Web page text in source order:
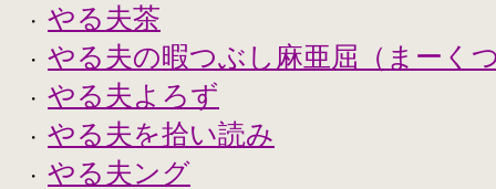
・ やる夫茶
・ やる夫の暇つぶし麻亜屈（まーく
・ やる夫よろず
・ やる夫を拾い読み
・ やる夫ング